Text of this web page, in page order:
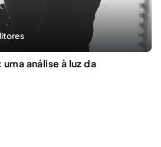
análise à luz da